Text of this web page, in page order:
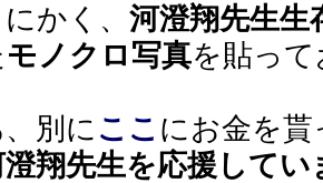
かく、 河澄翔先生生
モノクロ写真を貼っ
別に ここ にお金を
澄翔先生を応援してい